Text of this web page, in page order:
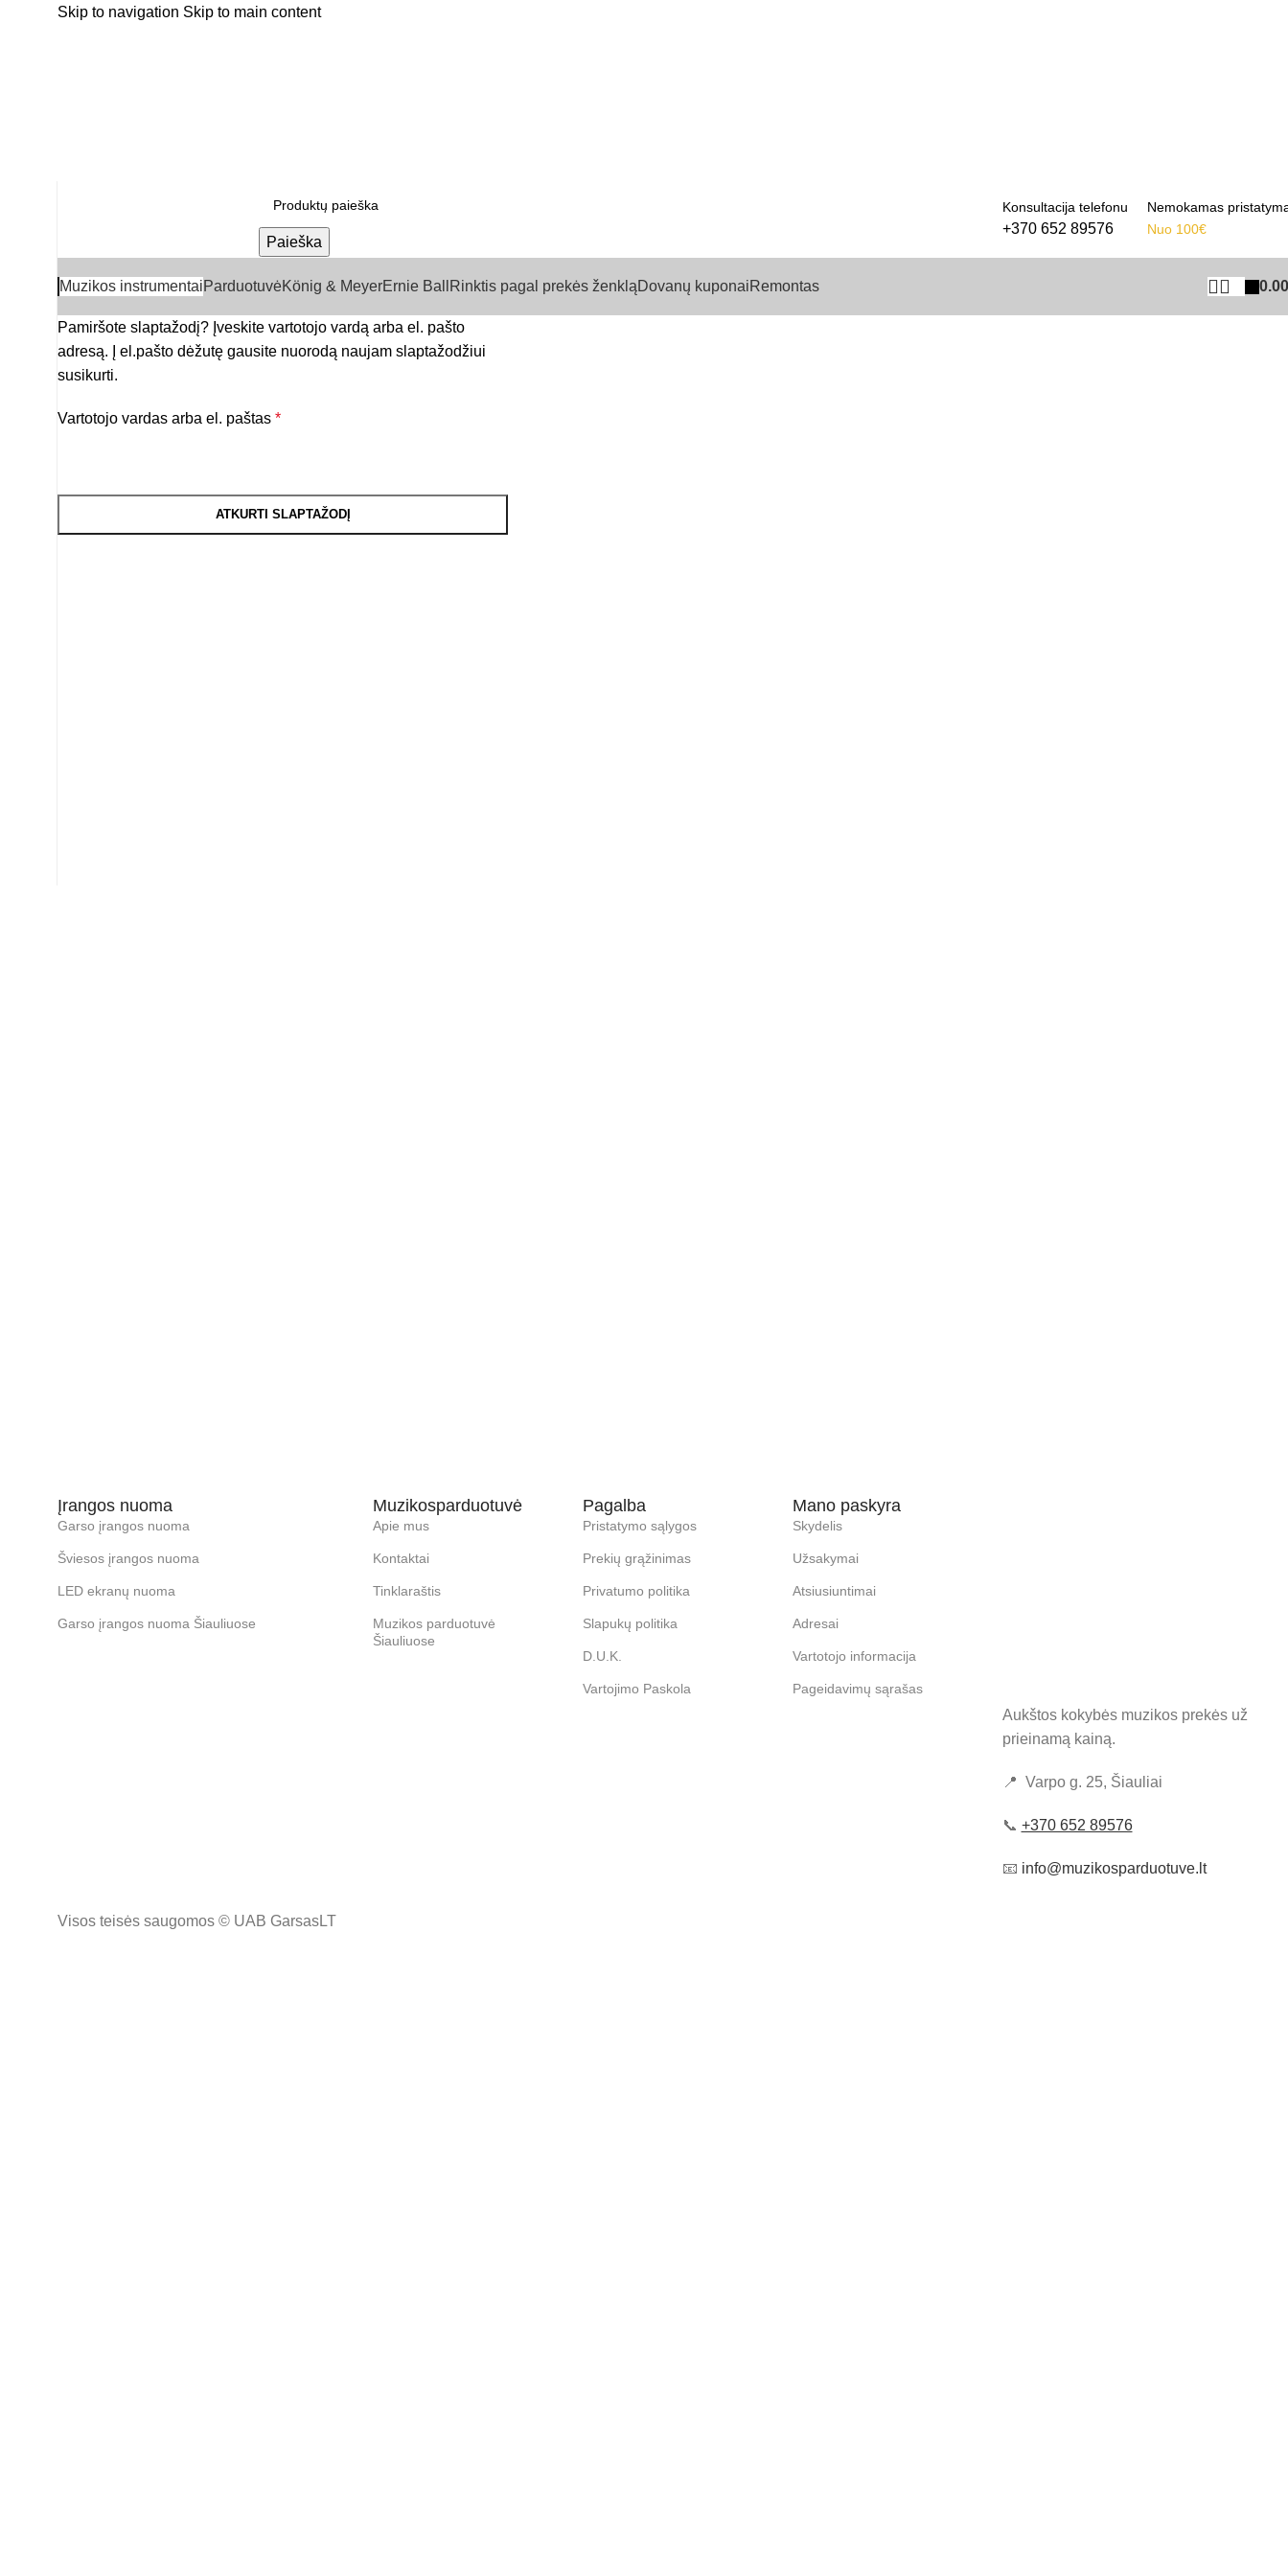
Skip to navigation Skip to main content
Paieška
Konsultacija telefonu
+370 652 89576
Nemokamas
Nuo 100€
Muzikos instrumentaiParduotuvėKönig & MeyerErnie Ball Rinktis pagal prekės ženkląDovanų kuponaiRemontas 0.00
Pamiršote slaptažodį? Įveskite vartotojo vardą arba el. pašto
adresą. Į el.pašto dėžutę gausite nuorodą naujam slaptažodžiui
susikurti.
Vartotojo vardas arba el. paštas *
ATKURTI SLAPTAŽODĮ
Įrangos nuoma
Garso įrangos nuoma
Šviesos įrangos nuoma
LED ekranų nuoma
Garso įrangos nuoma Šiauliuose
Muzikosparduotuvė
Apie mus
Kontaktai
Tinklaraštis
Muzikos parduotuvė
Šiauliuose
Pagalba
Pristatymo sąlygos
Prekių grąžinimas
Privatumo politika
Slapukų politika
D.U.K.
Vartojimo Paskola
Mano paskyra
Skydelis
Užsakymai
Atsiusiuntimai
Adresai
Vartotojo informacija
Pageidavimų sąrašas
Aukštos kokybės muzikos prekės už
prieinamą kainą.
📍 Varpo g. 25, Šiauliai
📞 +370 652 89576
📧 info@muzikosparduotuve.lt
Visos teisės saugomos ©️ UAB GarsasLT